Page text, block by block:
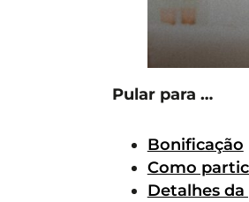
Pular para …
Bonificação
Como
Detalhes